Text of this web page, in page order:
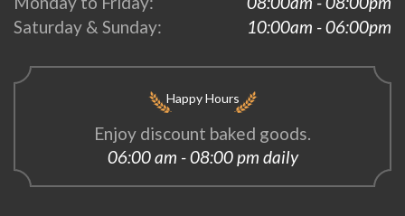
Saturday & Sunday:
10:00am - 06:00pm
Happy Hours
Enjoy discount baked goods.
06:00 am - 08:00 pm daily